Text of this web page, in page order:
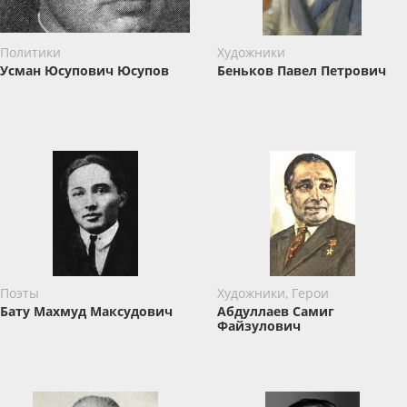
Политики
Усман Юсупович Юсупов
Художники
Беньков Павел Петрович
Поэты
Бату Махмуд Максудович
Художники, Герои
Абдуллаев Самиг
Файзулович